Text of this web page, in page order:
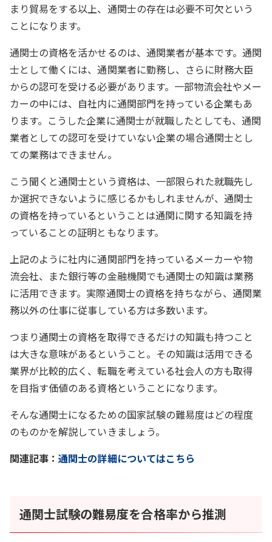
まり貿易をする以上、通関士の存在は必要不可欠という
ことになります。
通関士の資格を活かせるのは、通関業者が基本です。通関
士として働くには、通関業者に勤務し、さらに財務大臣
からの認可を受ける必要があります。一部物流会社やメー
カーの中には、自社内に通関部門を持っている企業もあ
ります。こうした企業に通関士が就職したとしても、通関
業者としての認可を受けていない企業の場合通関士とし
ての業務はできません。
こう聞くと通関士という資格は、一部限られた就職先し
か選択できないように感じるかもしれませんが、通関士
の資格を持っているということは通関に関する知識を持
っていることの証明ともなります。
上記のように社内に通関部門を持っているメーカーや物
流会社、また銀行等の金融機関でも通関士の知識は業務
に活用できます。実際通関士の資格を持ちながら、通関業
務以外の仕事に従事している方は多数います。
つまり通関士の資格を取得できるだけの知識も持つこと
は大きな意味があるということ。その知識は活用できる
業界が比較的広く、転職を考えている社会人の方も取得
を目指す価値のある資格ということになります。
そんな通関士になるための国家試験の難易度はどの程度
のものかを解説していきましょう。
関連記事：通関士の詳細についてはこちら
通関士試験の難易度を合格率から推測